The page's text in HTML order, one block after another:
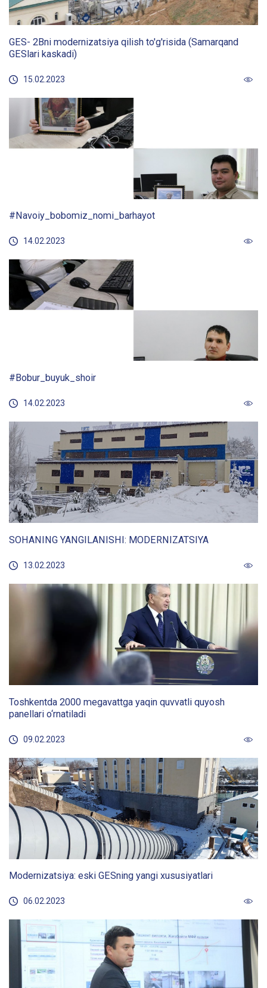
GES- 2Bni modernizatsiya qilish to'g'risida (Samarqand
GESlari kaskadi)
15.02.2023
#Navoiy_bobomiz_nomi_barhayot
14.02.2023
#Bobur_buyuk_shoir
14.02.2023
SOHANING YANGILANISHI: MODERNIZATSIYA
13.02.2023
Toshkentda 2000 megavattga yaqin quvvatli quyosh
panellari o‘rnatiladi
09.02.2023
Modernizatsiya: eski GESning yangi xususiyatlari
06.02.2023